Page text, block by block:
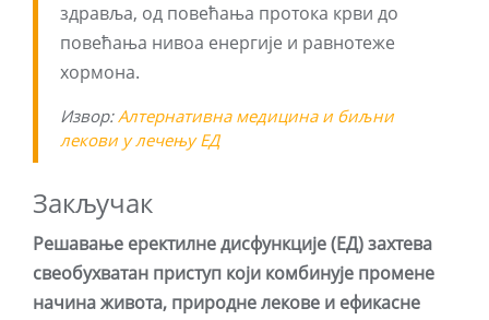
здравља, од повећања протока крви до
повећања нивоа енергије и равнотеже
хормона.
Извор:Алтернативна медицина и биљни
лекови у лечењу ЕД
Закључак
Решавање еректилне дисфункције (ЕД) захтева
свеобухватан приступ који комбинује промене
начина живота, природне лекове и ефикасне